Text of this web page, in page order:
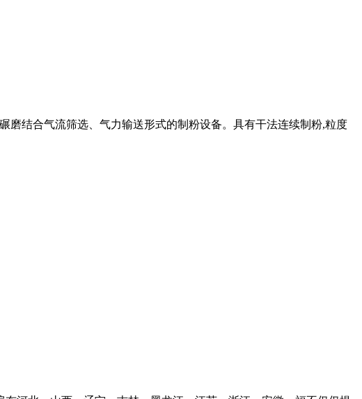
磨结合气流筛选、气力输送形式的制粉设备。具有干法连续制粉,粒度